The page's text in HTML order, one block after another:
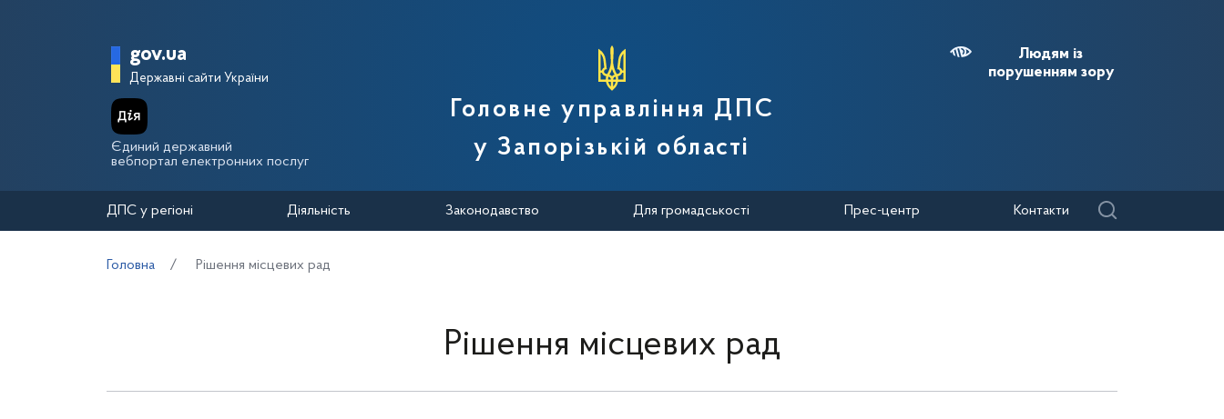
Головна сторінка Державної податкової служби України
gov.ua
Державні сайти України
Єдиний державний
вебпортал електронних послуг
Головне управління ДПС
у Запорізькій області
Людям із
порушенням зору
ДПС у регіоні Діяльність Законодавство Для громадськості Прес-центр Контакти
Головна Рішення місцевих рад
Рішення місцевих рад